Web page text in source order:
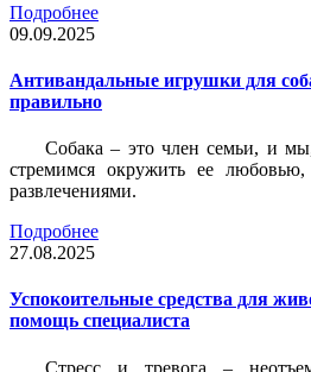
Подробнее
09.09.2025
Антивандальные игрушки для
правильно
Собака – это член семьи, и
стремимся окружить ее
развлечениями.
Подробнее
27.08.2025
Успокоительные средства для
помощь специалиста
Стресс и тревога –